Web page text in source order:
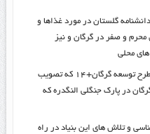
گلستان در مورد غذاها و
و صفر در گرگان و نیز
محلی
توضیحات علیرضا پزشک پور در مورد طرح توسعه گرگان+۱۴ که تصویب
گذار پاییز ۱۰۰۰ رنگ گرگان در پارک جنگلی النگدره که
و تلاش های این بنیاد در راه